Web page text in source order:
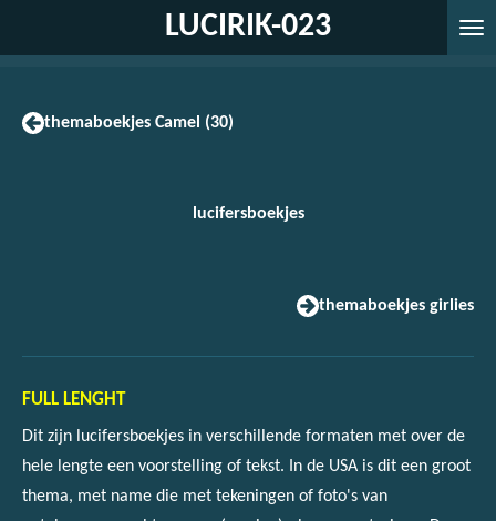
direct
de
LUCIRIK-023
themaboekjes Camel (30)
lucifersboekjes
themaboekjes girlies
FULL LENGHT
Dit zijn lucifersboekjes in verschillende formaten met over de
hele lengte een voorstelling of tekst. In de USA is dit een groot
thema, met name die met tekeningen of foto's van